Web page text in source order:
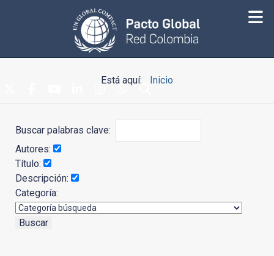
Está aquí: Inicio
Buscar palabras clave:
Autores:
Título:
Descripción:
Categoría: